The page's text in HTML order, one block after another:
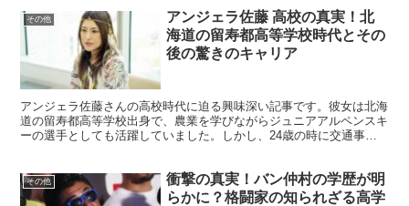
その他
アンジェラ佐藤 高校の真実！北
海道の留寿都高等学校時代とその
後の驚きのキャリア
アンジェラ佐藤さんの高校時代に迫る興味深い記事です。彼女は北海
道の留寿都高等学校出身で、農業を学びながらジュニアアルペンスキ
ーの選手としても活躍していました。しかし、24歳の時に交通事故
その他
衝撃の真実！バン仲村の学歴が明
らかに？格闘家の知られざる高学